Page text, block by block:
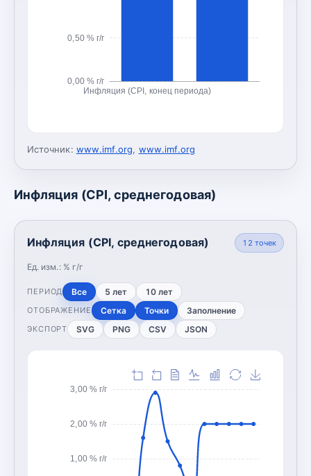
0,00 % г/г
0,50 % г/г
Инфляция (CPI, конец периода)
Источник: www.imf.org, www.imf.org
Инфляция (CPI, среднегодовая)
Инфляция (CPI, среднегодовая)
Ед. изм.: % г/г
12 точек
ПЕРИОД Все 5 лет 10 лет
ОТОБРАЖЕНИЕ Сетка Точки Заполнение
ЭКСПОРТ SVG PNG CSV JSON
1,00 % г/г
2,00 % г/г
3,00 % г/г